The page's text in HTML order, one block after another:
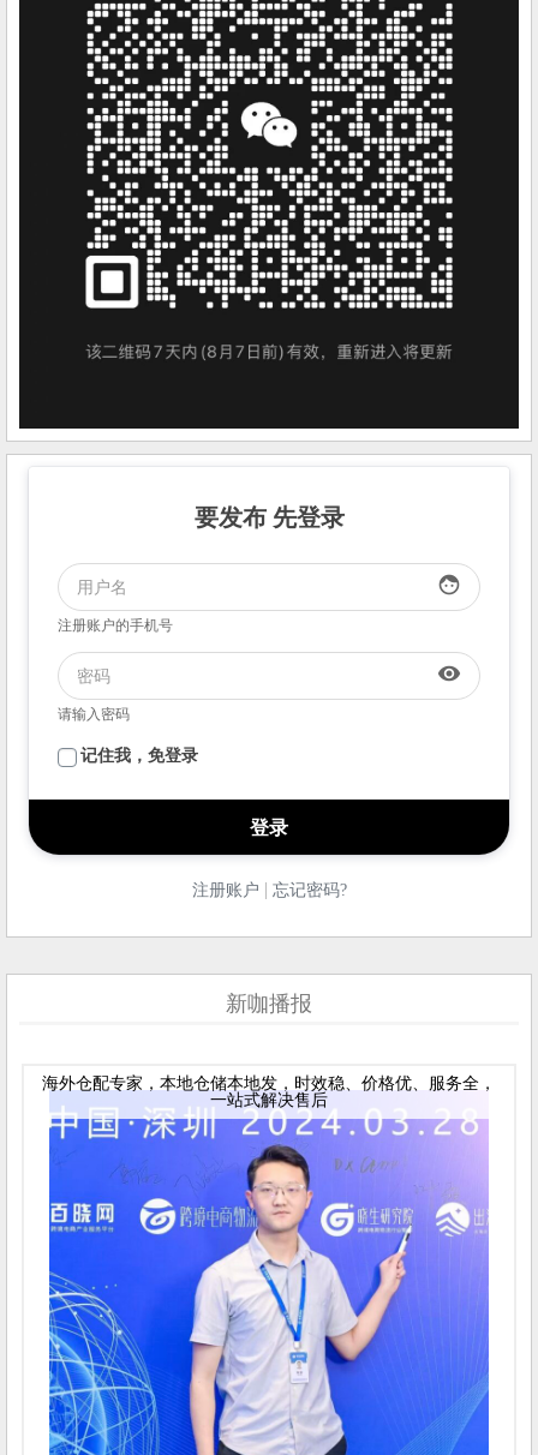
要发布 先登录
face
注册账户的手机号
visibility
请输入密码
记住我，免登录
注册账户 | 忘记密码?
新咖播报
海外仓配专家，本地仓储本地发，时效稳、价格优、服务全，
一站式解决售后